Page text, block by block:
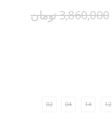
3,860,000 تومان
12
14
04
02